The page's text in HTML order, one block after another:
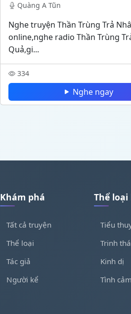
Quàng A Tũn
Nghe truyện Thần Trùng Trả
online,nghe radio Thần Trùng
Quả,gi...
334
Nghe ngay
Khám phá
Tất cả truyện
Thể loại
Tác giả
Người kể
Thể
Tiểu
Trinh
Kinh dị
Tình cảm